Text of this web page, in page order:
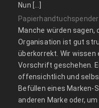
Nun […]
Manche würden
Organisation ist gut
überkorrekt. Wir wissen
Vorschrift geschehen.
offensichtlich und
Befüllen eines
anderen Marke oder,